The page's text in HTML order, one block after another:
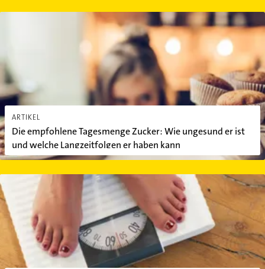
ARTIKEL
Die empfohlene Tagesmenge Zucker: Wie ungesund er ist
und welche Langzeitfolgen er haben kann
Die empfohlene Tagesmenge Zucker: Wie ungesund er ist und
Gewichtsschwankungen am Tag: Wie viel ist normal?